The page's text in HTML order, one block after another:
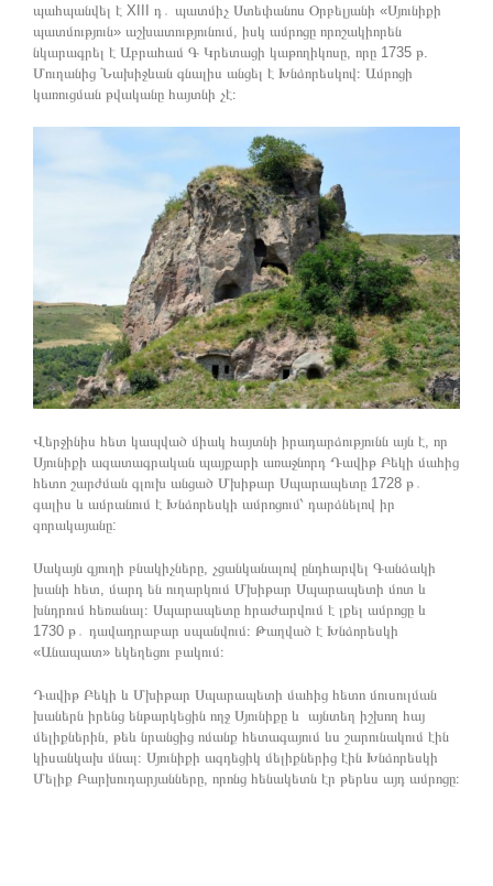
պահպանվել է XIII դ․ պատմիչ Ստեփանոս Օրբելյանի «Սյունիքի
պատմություն» աշխատությունում, իսկ ամրոցը որոշակիորեն
նկարագրել է Աբրահամ Գ Կրետացի կաթողիկոսը, որը 1735 թ.
Մուղանից Նախիջևան գնալիս անցել է Խնձորեսկով։ Ամրոցի
կառուցման թվականը հայտնի չէ։
Վերջինիս հետ կապված միակ հայտնի իրադարձությունն այն է, որ
Սյունիքի ազատագրական պայքարի առաջնորդ Դավիթ Բեկի մահից
հետո շարժման գլուխ անցած Մխիթար Սպարապետը 1728 թ․
գալիս և ամրանում է Խնձորեսկի ամրոցում՝ դարձնելով իր
զորակայանը:
Սակայն գյուղի բնակիչները, չցանկանալով ընդհարվել Գանձակի
խանի հետ, մարդ են ուղարկում Մխիթար Սպարապետի մոտ և
խնդրում հեռանալ։ Սպարապետը հրաժարվում է լքել ամրոցը և
1730 թ․ դավադրաբար սպանվում։ Թաղված է Խնձորեսկի
«Անապատ» եկեղեցու բակում։
Դավիթ Բեկի և Մխիթար Սպարապետի մահից հետո մուսուլման
խաներն իրենց ենթարկեցին ողջ Սյունիքը և այնտեղ իշխող հայ
մելիքներին, թեև նրանցից ոմանք հետագայում ևս շարունակում էին
կիսանկախ մնալ։ Սյունիքի ազդեցիկ մելիքներից էին Խնձորեսկի
Մելիք Բարխուդարյանները, որոնց հենակետն էր թերևս այդ ամրոցը։